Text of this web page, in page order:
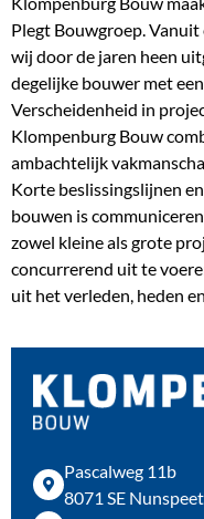
Plegt Bouwgroep.
wij door de jaren heen
degelijke bouwer met
Verscheidenheid in
Klompenburg Bouw
ambachtelijk
Korte beslissingslijnen
bouwen is
zowel kleine als grote
concurrerend uit te
uit het verleden, heden
Pascalweg 11b
8071 SE Nunspeet